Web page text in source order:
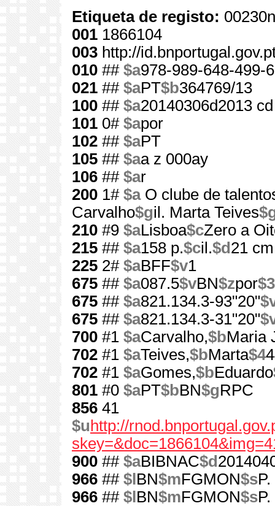
Etiqueta de registo:
001 1866104
003 http://
010 ## $a978-989-648-499-6
021 ## $aPT$b364769/13
100 ## $a20140306d2013
101 0# $apor
102 ## $aPT
105 ## $aa z 000ay
106 ## $ar
200 1# $aO clube de
Carvalho$gil. Marta Teives
210 #9 $aLisboa$cZero a
215 ## $a158 p.$cil.$d 21 cm
225 2# $aBFF$v1
675 ## $a087.5$vBN$zpor$3
675 ## $a821.134.3-93"20"
675 ## $a821.134.3-31"20"
700 #1 $aCarvalho,$bMaria
702 #1 $aTeives,$bMarta$4
702 #1 $aGomes,$bEduardo
801 #0 $aPT$bBN$gRPC
856 41
$u http://
900 ## $aBIBNAC$d
966 ## $l BN$mFGMON$s
966 ## $l BN$mFGMON$s